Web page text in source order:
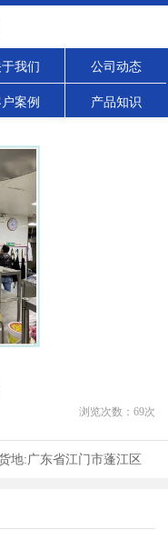
我们 公司动态
案例 产品知识
浏览次数： 69次
地:广东省江门市蓬江区